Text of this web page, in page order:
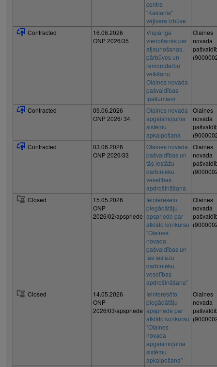
centra
"Kastanis"
vējtvera izbūve
Contracted
16.06.2026
ONP 2026/35
Vispārīgā
vienošanās par
atjaunošanas,
pārbūves un
remontdarbu
veikšanu
Olaines novada
pašvaldības
īpašumiem
Olaines
novada
Contracted
09.06.2026
ONP 2026/ 34
Olaines novada
apgaismojuma
sistēmu
apkalpošana
Olaines
novada
Contracted
03.06.2026
ONP 2026/33
Olaines novada
pašvaldības un
tās iestāžu
darbinieku
veselības
apdrošināšana
Olaines
novada
Closed
15.05.2026
ONP
2026/02/apspriede
Ieinteresēto
piegādātāju
apspriede par
atklāto konkursu
"Olaines
novada
pašvaldības un
tās iestāžu
darbinieku
veselības
apdrošināšana”
Olaines
novada
Closed
14.05.2026
ONP
2026/03/apspriede
Ieinteresēto
piegādātāju
apspriede par
atklāto konkursu
"Olaines
novada
apgaismojuma
sistēmu
apkalpošana”
Olaines
novada